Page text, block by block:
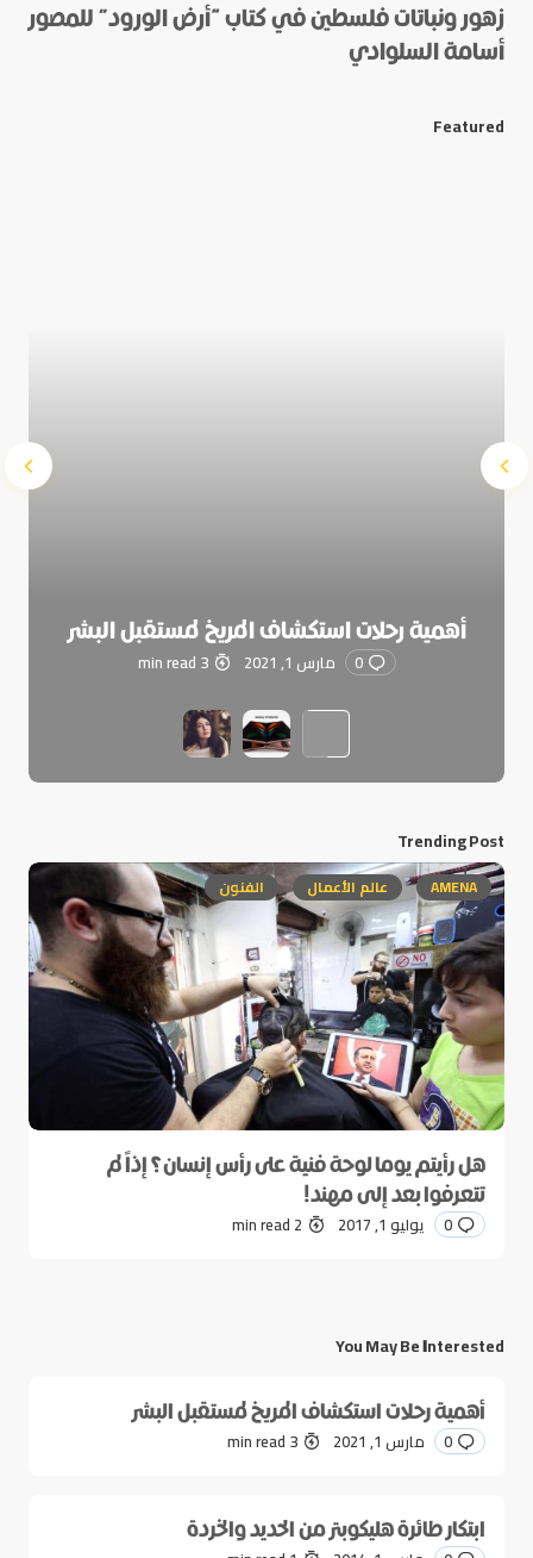
E-mail
*
زهور ونباتات فلسطين في كتاب “أرض الورود” للمصور
أسامة السلوادي
Featured
أهمية رحلات استكشاف المريخ لمستقبل البشر
0 مارس 1, 2021 3 min read
Trending Post
AMENA عالم الأعمال الفنون
هل رأيتم يوما لوحة فنية على رأس إنسان؟ إذاً لم
تتعرفوا بعد إلى مهند!
0 يوليو 1, 2017 2 min read
You May Be Interested
أهمية رحلات استكشاف المريخ لمستقبل البشر
0 مارس 1, 2021 3 min read
ابتكار طائرة هليكوبتر من الحديد والخردة